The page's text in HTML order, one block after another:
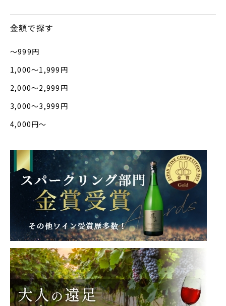
金額で探す
〜999円
1,000〜1,999円
2,000〜2,999円
3,000〜3,999円
4,000円〜